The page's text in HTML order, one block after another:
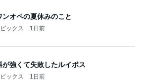
ンオペの夏休みのこと
ックス 1日前
が強くて失敗したルイボス
ックス 1日前